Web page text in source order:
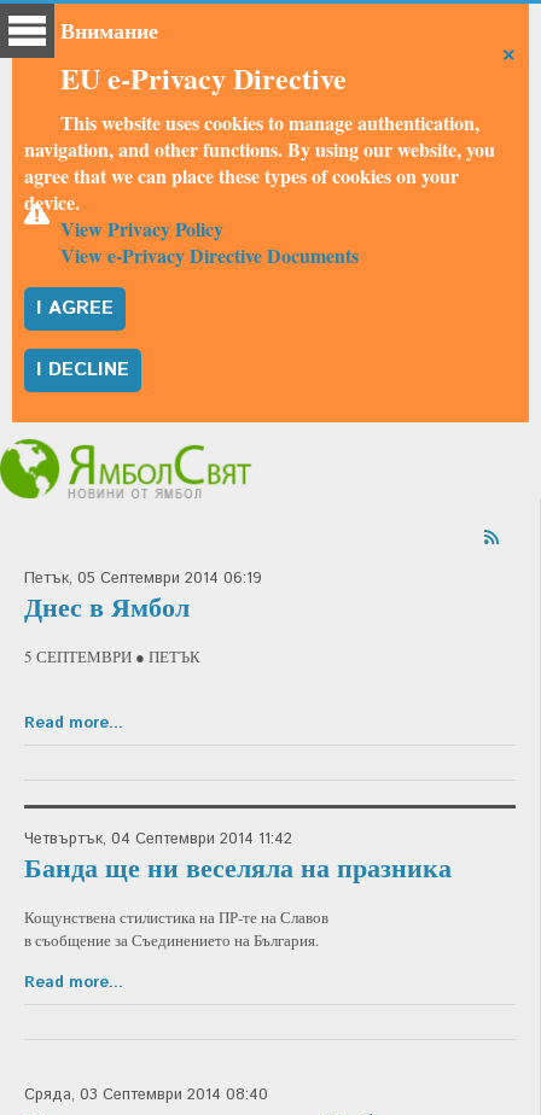
×
Внимание
EU e-Privacy Directive
This website uses cookies to manage authentication,
navigation, and other functions. By using our website, you
agree that we can place these types of cookies on your
device.
View Privacy Policy
View e-Privacy Directive Documents
I AGREE
I DECLINE
Петък, 05 Септември 2014 06:19
Днес в Ямбол
5 СЕПТЕМВРИ ● ПЕТЪК
Read more...
Четвъртък, 04 Септември 2014 11:42
Банда ще ни веселяла на празника
Кощунствена стилистика на ПР-те на Славов
в съобщение за Съединението на България.
Read more...
Сряда, 03 Септември 2014 08:40